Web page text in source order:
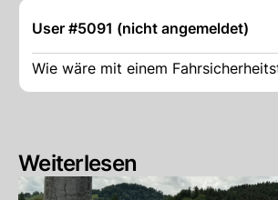
User #5091 (nicht angemeldet)
Wie wäre mit einem
Weiterlesen